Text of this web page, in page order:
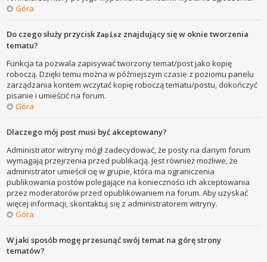
Góra
Do czego służy przyciskZapisz znajdujący się w oknie tworzenia
tematu?
Funkcja ta pozwala zapisywać tworzony temat/post jako kopię
roboczą. Dzięki temu można w późniejszym czasie z poziomu panelu
zarządzania kontem wczytać kopię roboczą tematu/postu, dokończyć
pisanie i umieścić na forum.
Góra
Dlaczego mój post musi być akceptowany?
Administrator witryny mógł zadecydować, że posty na danym forum
wymagają przejrzenia przed publikacją. Jest również możliwe, że
administrator umieścił cię w grupie, która ma ograniczenia
publikowania postów polegające na konieczności ich akceptowania
przez moderatorów przed opublikowaniem na forum. Aby uzyskać
więcej informacji, skontaktuj się z administratorem witryny.
Góra
W jaki sposób mogę przesunąć swój temat na górę strony
tematów?